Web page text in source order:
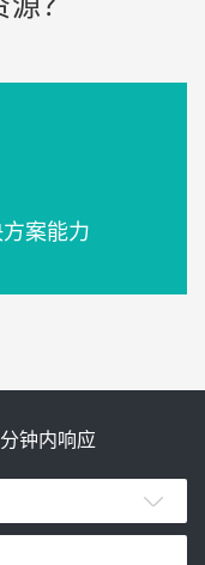
案能力
钟内响应